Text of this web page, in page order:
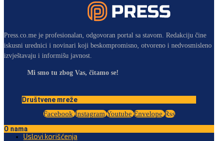
Press.co.me je profesionalan, odgovoran portal sa stavom. Redakciju čine
iskusni urednici i novinari koji beskompromisno, otvoreno i nedvosmisleno
izvještavaju i informišu javnost.
Mi smo tu zbog Vas, čitamo se!
Društvene mreže
Facebook Instagram Youtube Envelope Rss
O nama
Uslovi korišćenja